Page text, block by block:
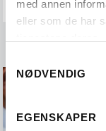
med annen
eller som de har
Selection
NØDVENDIG
EGENSKAPER